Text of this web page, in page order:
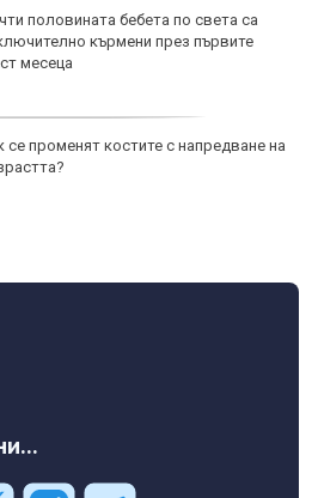
половината бебета по света са
кърмени през първите
месеца
се променят костите с напредване на